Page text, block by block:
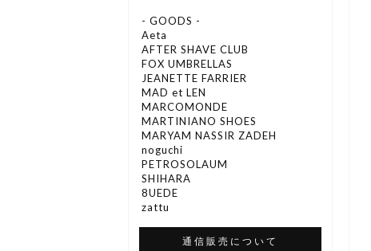
- GOODS -
Aeta
AFTER SHAVE CLUB
FOX UMBRELLAS
JEANETTE FARRIER
MAD et LEN
MARCOMONDE
MARTINIANO SHOES
MARYAM NASSIR ZADEH
noguchi
PETROSOLAUM
SHIHARA
8UEDE
zattu
通信販売について